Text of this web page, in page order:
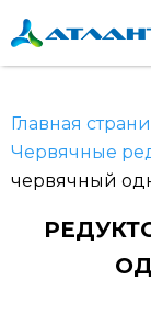
Главная
Червячные
червячный